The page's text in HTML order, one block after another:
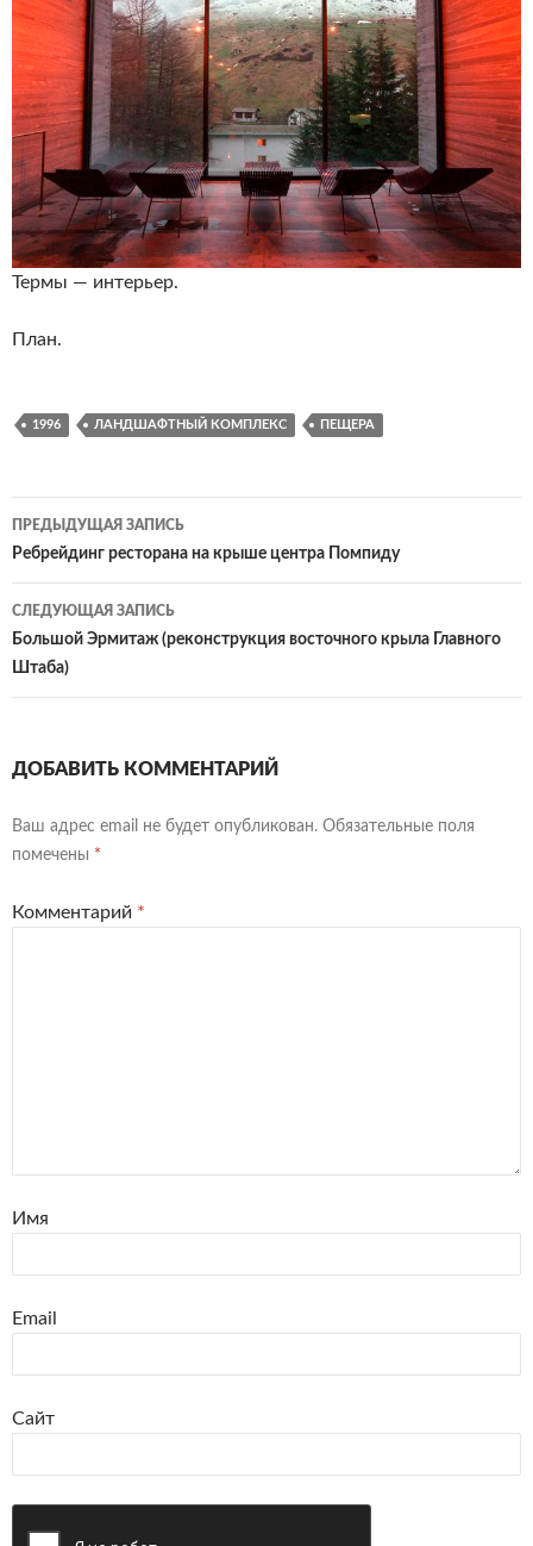
Термы — интерьер.
План.
1996 ЛАНДШАФТНЫЙ КОМПЛЕКС ПЕЩЕРА
Навигация
по
записям
ПРЕДЫДУЩАЯ ЗАПИСЬ
Ребрейдинг ресторана на крыше центра Помпиду
СЛЕДУЮЩАЯ ЗАПИСЬ
Большой Эрмитаж (реконструкция восточного крыла Главного
Штаба)
ДОБАВИТЬ КОММЕНТАРИЙ
Ваш адрес email не будет опубликован. Обязательные поля
помечены *
Комментарий *
Имя
Email
Сайт